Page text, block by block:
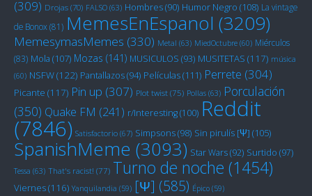
(309) Drojas (70) FALSO (63) Hombres(90) Humor Negro (108) La vintage
de Bonox(81) MemesEnEspanol (3209)
MemesymasMemes (330) Metal (63) MiedOctubre (60) Miérculos
(83) Mola (107) Mozas (141) MUSICULOS (93) MUSITETAS (117) música
(60) NSFW(122) Pantallazos(94) Películas(111) Perrete (304)
Picante (117) Pin up (307) Plot twist (75) Pollas (63) Porculación
(350) Quake FM (241) r/Interesting(100) Reddit
(7846) Satisfactorio (67) Simpsons(98) Sin pirulís [Ψ] (105)
SpanishMeme (3093) Star Wars(92) Surtido (97)
Tessa (63) That's racist! (77) Turno de noche (1454)
Viernes(116) Yanquilandia (59) [Ψ] (585) Épico (59)